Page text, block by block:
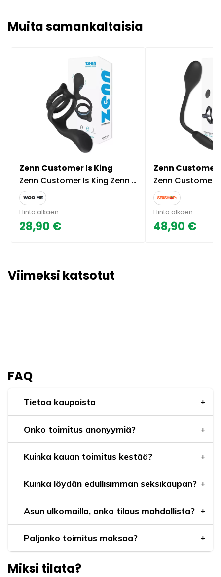
Muita samankaltaisia
Zenn Customer Is King
Zenn Customer Is King Zenn Multi Cockring Penisrengas
Hinta alkaen
28,90 €
Zenn Customer
Zenn Customer Is King Zenn
Hinta alkaen
48,90 €
Viimeksi katsotut
FAQ
Tietoa kaupoista
Onko toimitus anonyymiä?
Kuinka kauan toimitus kestää?
Kuinka löydän edullisimman seksikaupan?
Asun ulkomailla, onko tilaus mahdollista?
Paljonko toimitus maksaa?
Miksi tilata?